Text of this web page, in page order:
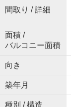
間取り / 詳細
面積 /
バルコニー面積
向き
築年月
種別 / 構造